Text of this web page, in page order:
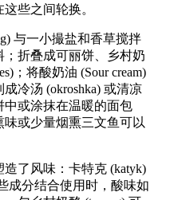
些之间轮换。
与一小撮盐和香草搅拌
折叠成可丽饼、乡村奶
；将酸奶油 (Sour cream)
冷汤 (okroshka) 或清凉
中或涂抹在温暖的面包
味或少量烟熏三文鱼可以
了风味：卡特克 (katyk)
成分结合使用时，酸味如